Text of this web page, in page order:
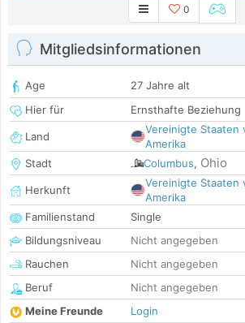
0
Mitgliedsinformationen
Age
27 Jahre alt
Hier für
Ernsthafte Beziehung
Land
Vereinigte Staaten
Amerika
Stadt
Columbus, Ohio
Herkunft
Vereinigte Staaten
Amerika
Familienstand
Single
Bildungsniveau
Nicht angegeben
Rauchen
Nicht angegeben
Beruf
Nicht angegeben
Meine Freunde
Login